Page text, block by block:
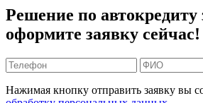
Решение по автокредиту
оформите заявку сейчас!
Нажимая кнопку отправить заявку вы